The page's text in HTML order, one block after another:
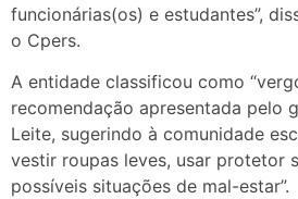
funcionárias(os) e estudantes”,
o Cpers.
A entidade classificou como
recomendação apresentada pelo
Leite, sugerindo à comunidade
vestir roupas leves, usar protetor
possíveis situações de mal-estar”.